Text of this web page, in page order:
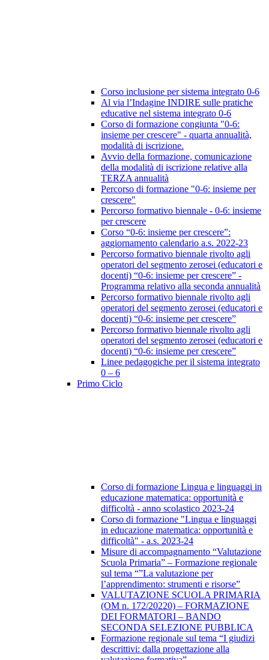
Corso inclusione per sistema integrato 0-6
Al via l’Indagine INDIRE sulle pratiche
educative nel sistema integrato 0-6
Corso di formazione congiunta "0-6:
insieme per crescere" - quarta annualità,
modalità di iscrizione.
Avvio della formazione, comunicazione
della modalità di iscrizione relative alla
TERZA annualità
Percorso di formazione "0-6: insieme per
crescere"
Percorso formativo biennale - 0-6: insieme
per crescere
Corso “0-6: insieme per crescere”:
aggiornamento calendario a.s. 2022-23
Percorso formativo biennale rivolto agli
operatori del segmento zerosei (educatori e
docenti) “0-6: insieme per crescere” -
Programma relativo alla seconda annualità
Percorso formativo biennale rivolto agli
operatori del segmento zerosei (educatori e
docenti) “0-6: insieme per crescere”
Percorso formativo biennale rivolto agli
operatori del segmento zerosei (educatori e
docenti) “0-6: insieme per crescere”
Linee pedagogiche per il sistema integrato
0 – 6
Primo Ciclo
Corso di formazione Lingua e linguaggi in
educazione matematica: opportunità e
difficoltà - anno scolastico 2023-24
Corso di formazione "Lingua e linguaggi
in educazione matematica: opportunità e
difficoltà" - a.s. 2023-24
Misure di accompagnamento “Valutazione
Scuola Primaria” – Formazione regionale
sul tema “”La valutazione per
l’apprendimento: strumenti e risorse”
VALUTAZIONE SCUOLA PRIMARIA
(OM n. 172/20220) – FORMAZIONE
DEI FORMATORI – BANDO
SECONDA SELEZIONE PUBBLICA
Formazione regionale sul tema “I giudizi
descrittivi: dalla progettazione alla